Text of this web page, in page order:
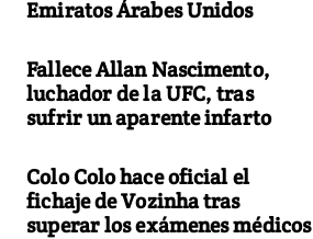
Emiratos Árabes Unidos
Fallece Allan Nascimento,
luchador de la UFC, tras
sufrir un aparente infarto
Colo Colo hace oficial el
fichaje de Vozinha tras
superar los exámenes médicos